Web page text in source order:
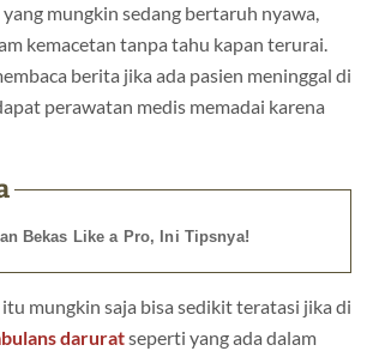
mungkin sedang bertaruh nyawa,
kemacetan tanpa tahu kapan terurai.
berita jika ada pasien meninggal di
perawatan medis memadai karena
Bekas Like a Pro, Ini Tipsnya!
mungkin saja bisa sedikit teratasi jika di
daruratseperti yang ada dalam